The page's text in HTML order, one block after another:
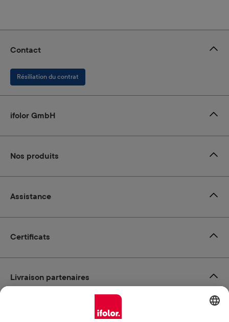
Certificats
Contact
Résiliation du contrat
ifolor GmbH
Nos produits
Assistance
Livraison partenaires